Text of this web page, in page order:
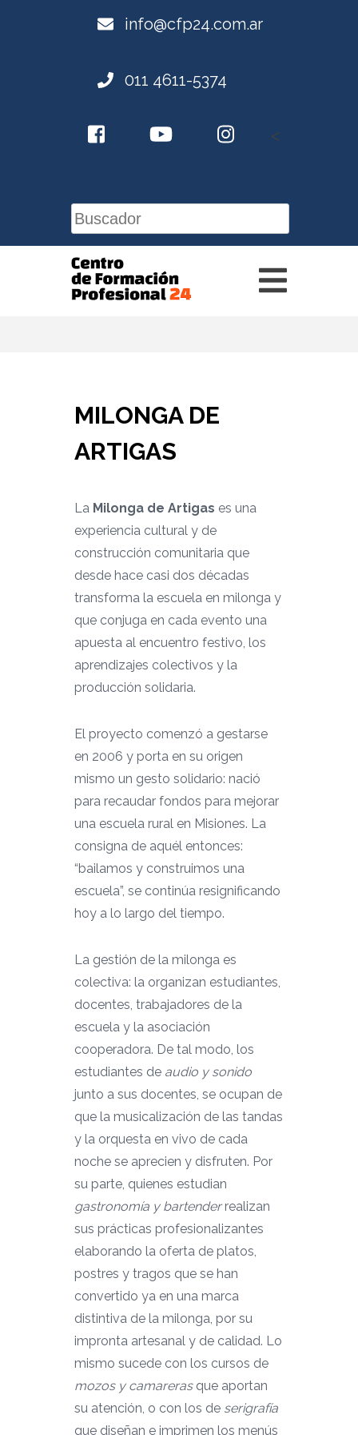
info@cfp24.com.ar
011 4611-5374
<
MILONGA DE
ARTIGAS
La Milonga de Artigas es una
experiencia cultural y de
construcción comunitaria que
desde hace casi dos décadas
transforma la escuela en milonga y
que conjuga en cada evento una
apuesta al encuentro festivo, los
aprendizajes colectivos y la
producción solidaria.
El proyecto comenzó a gestarse
en 2006 y porta en su origen
mismo un gesto solidario: nació
para recaudar fondos para mejorar
una escuela rural en Misiones. La
consigna de aquél entonces:
“bailamos y construimos una
escuela”, se continúa resignificando
hoy a lo largo del tiempo.
La gestión de la milonga es
colectiva: la organizan estudiantes,
docentes, trabajadores de la
escuela y la asociación
cooperadora. De tal modo, los
estudiantes de audio y sonido
junto a sus docentes, se ocupan de
que la musicalización de las tandas
y la orquesta en vivo de cada
noche se aprecien y disfruten. Por
su parte, quienes estudian
gastronomía y bartenderrealizan
sus prácticas profesionalizantes
elaborando la oferta de platos,
postres y tragos que se han
convertido ya en una marca
distintiva de la milonga, por su
impronta artesanal y de calidad. Lo
mismo sucede con los cursos de
mozos y camarerasque aportan
su atención, o con los de serigrafía
que diseñan e imprimen los menús